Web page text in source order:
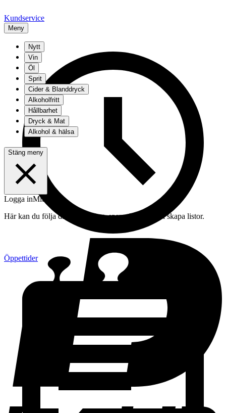
Kundservice
Meny
Öppettider
Nytt
Vin
Öl
Sprit
Cider & Blanddryck
Alkoholfritt
Hållbarhet
Dryck & Mat
Alkohol & hälsa
Stäng meny
Logga inMitt konto
Här kan du följa din beställning, spara drycker och skapa listor.